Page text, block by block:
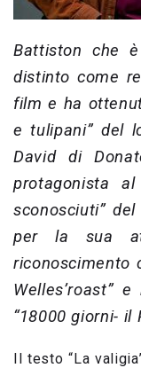
Battiston che
distinto come
film e ha
e tulipani” del
David di
protagonista
sconosciuti”
per la sua
riconoscimento
Welles’roast”
“18000 giorni- il
Il testo “La